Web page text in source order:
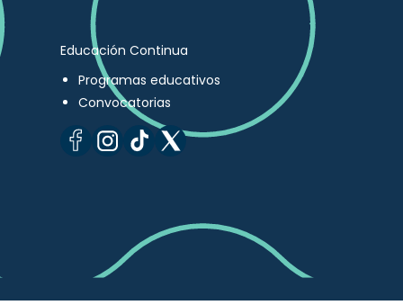
Educación Continua
Programas educativos
Convocatorias